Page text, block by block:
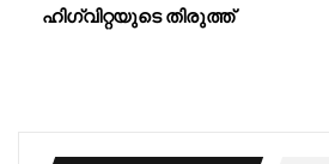
ഹിഗ്വിറ്റയുടെ തിരുത്ത്